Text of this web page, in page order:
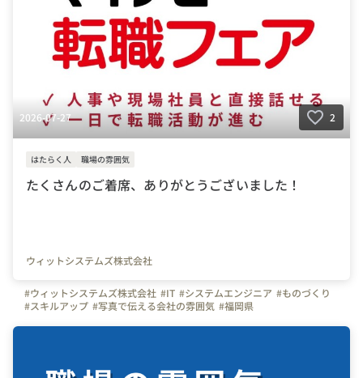
2026-07-27 2
はたらく人 職場の雰囲気
たくさんのご着席、ありがとうございました！
ウィットシステムズ株式会社
#ウィットシステムズ株式会社 #IT #システムエンジニア #ものづくり
#スキルアップ #写真で伝える会社の雰囲気 #福岡県